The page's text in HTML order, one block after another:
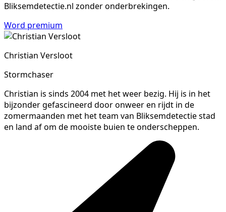
Bliksemdetectie.nl zonder onderbrekingen.
Word premium
Christian Versloot
Stormchaser
Christian is sinds 2004 met het weer bezig. Hij is in het
bijzonder gefascineerd door onweer en rijdt in de
zomermaanden met het team van Bliksemdetectie stad
en land af om de mooiste buien te onderscheppen.